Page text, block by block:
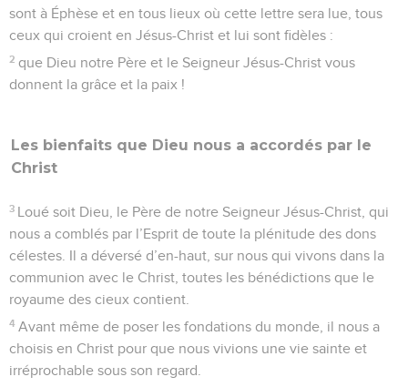
sont à Éphèse et en tous lieux où cette lettre sera lue, tous
ceux qui croient en Jésus-Christ et lui sont fidèles :
2 que Dieu notre Père et le Seigneur Jésus-Christ vous
donnent la grâce et la paix !
Les bienfaits que Dieu nous a accordés par le
Christ
3 Loué soit Dieu, le Père de notre Seigneur Jésus-Christ, qui
nous a comblés par l’Esprit de toute la plénitude des dons
célestes. Il a déversé d’en-haut, sur nous qui vivons dans la
communion avec le Christ, toutes les bénédictions que le
royaume des cieux contient.
4 Avant même de poser les fondations du monde, il nous a
choisis en Christ pour que nous vivions une vie sainte et
irréprochable sous son regard.